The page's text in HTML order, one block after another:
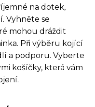
na dotek,
Vyhněte se
mohou dráždit
Při výběru kojící
a podporu. Vyberte
košíčky, která vám